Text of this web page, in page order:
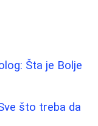
Šta je Bolje
što treba da